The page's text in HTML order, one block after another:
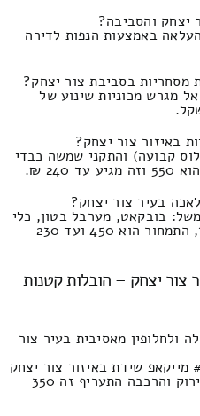
יצחק והסביבה?
באמצעות הנפות לדירה
מסחריות בסביבת צור יצחק?
מגרש מכוניות שינוע של
באיזור צור יצחק?
קבועה) והתקני שמשה כבדי
₪.
בעיר צור יצחק?
בובקאט, מערבל בטון, כלי
תחבורה תעשייתיים לנשיאה ועוד, התמחור הוא 450 ועד 230
צור יצחק – הובלות קטנות
ולחלופין מאסיבית בעיר צור
שידת באיזור צור יצחק
החלפת טיטול באינטגרציה של פירוק והרכבה התעריף זה 350